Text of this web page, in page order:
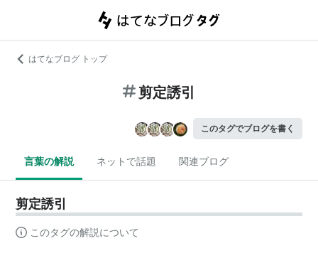
はてなブログ トップ
剪定誘引
このタグでブログを書く
言葉の解説 ネットで話題 関連ブログ
剪定誘引
このタグの解説について